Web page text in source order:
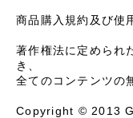
商品購入規約及び使
著作権法に定められ
き、
全てのコンテンツの
Copyright © 2013